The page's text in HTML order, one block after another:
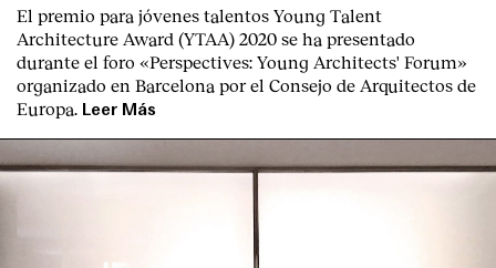
El premio para jóvenes talentos Young Talent
Architecture Award (YTAA) 2020 se ha presentado
durante el foro «Perspectives: Young Architects' Forum»
organizado en Barcelona por el Consejo de Arquitectos de
Europa. Leer Más